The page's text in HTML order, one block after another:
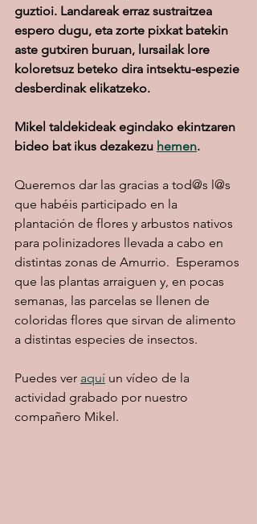
guztioi. Landareak erraz sustraitzea
espero dugu, eta zorte pixkat batekin
aste gutxiren buruan, lursailak lore
koloretsuz beteko dira intsektu-espezie
desberdinak elikatzeko.
Mikel taldekideak egindako ekintzaren
bideo bat ikus dezakezu hemen.
Queremos dar las gracias a tod@s l@s
que habéis participado en la
plantación de flores y arbustos nativos
para polinizadores llevada a cabo en
distintas zonas de Amurrio.  Esperamos
que las plantas arraiguen y, en pocas
semanas, las parcelas se llenen de
coloridas flores que sirvan de alimento
a distintas especies de insectos.
Puedes ver aquí un vídeo de la
actividad grabado por nuestro
compañero Mikel.